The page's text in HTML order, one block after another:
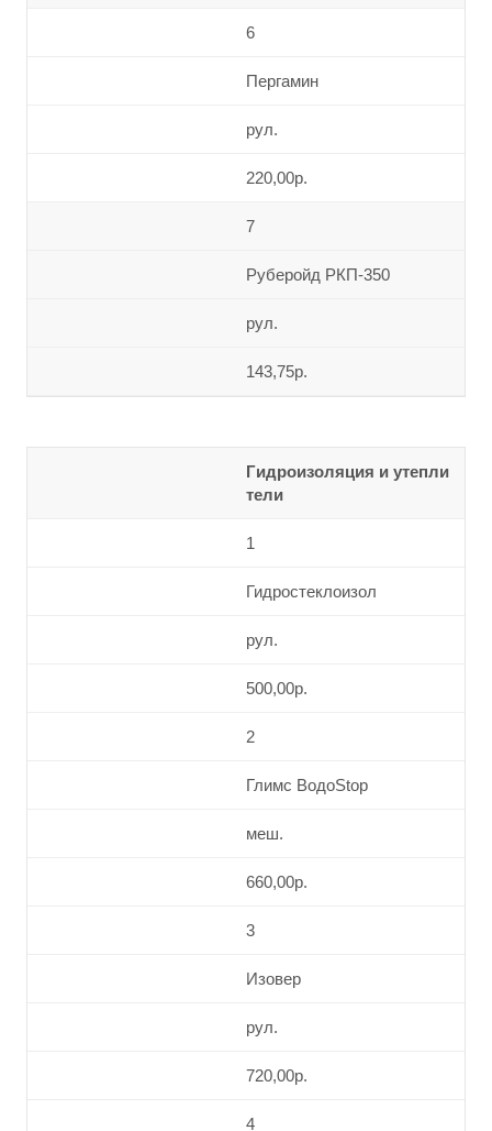
6
Пергамин
рул.
220,00р.
7
Руберойд РКП-350
рул.
143,75р.
Гидроизоляция и утепли
тели
1
Гидростеклоизол
рул.
500,00р.
2
Глимс ВодоStop
меш.
660,00р.
3
Изовер
рул.
720,00р.
4